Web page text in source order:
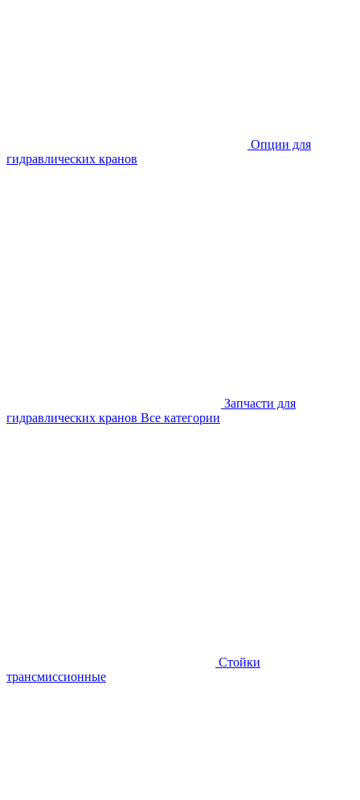
Опции для
гидравлических кранов
Запчасти для
гидравлических кранов Все категории
Стойки
трансмиссионные